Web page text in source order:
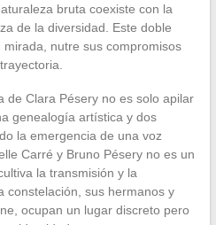
bruta coexiste con la
de la diversidad. Este doble
nutre sus compromisos
de Clara Pésery no es solo apilar
genealogía artística y dos
la emergencia de una voz
Carré y Bruno Pésery no es un
la transmisión y la
constelación, sus hermanos y
ocupan un lugar discreto pero